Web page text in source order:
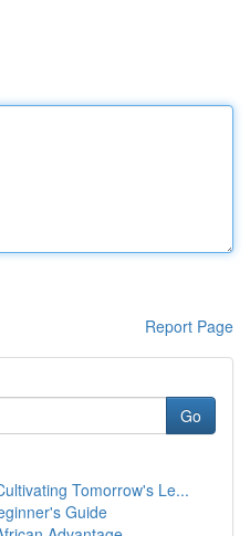
Report Page
Go
Tomorrow's Le...
Guide